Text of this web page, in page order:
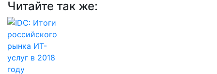
Читайте так же: